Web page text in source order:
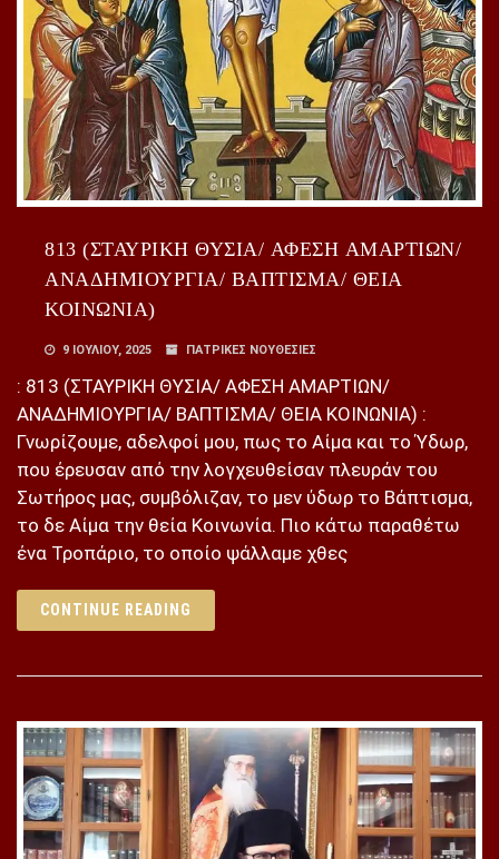
813 (ΣΤΑΥΡΙΚΗ ΘΥΣΙΑ/ ΑΦΕΣΗ ΑΜΑΡΤΙΩΝ/
ΑΝΑΔΗΜΙΟΥΡΓΙΑ/ ΒΑΠΤΙΣΜΑ/ ΘΕΙΑ
ΚΟΙΝΩΝΙΑ)
9 ΙΟΥΛΊΟΥ, 2025 ΠΑΤΡΙΚΕΣ ΝΟΥΘΕΣΙΕΣ
: 813 (ΣΤΑΥΡΙΚΗ ΘΥΣΙΑ/ ΑΦΕΣΗ ΑΜΑΡΤΙΩΝ/
ΑΝΑΔΗΜΙΟΥΡΓΙΑ/ ΒΑΠΤΙΣΜΑ/ ΘΕΙΑ ΚΟΙΝΩΝΙΑ) :
Γνωρίζουμε, αδελφοί μου, πως το Αίμα και το Ύδωρ,
που έρευσαν από την λογχευθείσαν πλευράν του
Σωτήρος μας, συμβόλιζαν, το μεν ύδωρ το Βάπτισμα,
το δε Αίμα την θεία Κοινωνία. Πιο κάτω παραθέτω
ένα Τροπάριο, το οποίο ψάλλαμε χθες
CONTINUE READING